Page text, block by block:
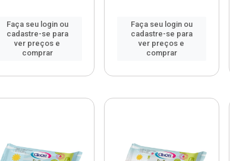
Faça seu login ou
cadastre-se para
ver preços e
comprar
Faça seu login ou
cadastre-se para
ver preços e
comprar